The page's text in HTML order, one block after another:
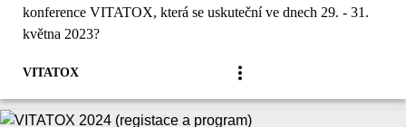
konference VITATOX, která se uskuteční ve dnech 29. - 31.
května 2023?
VITATOX